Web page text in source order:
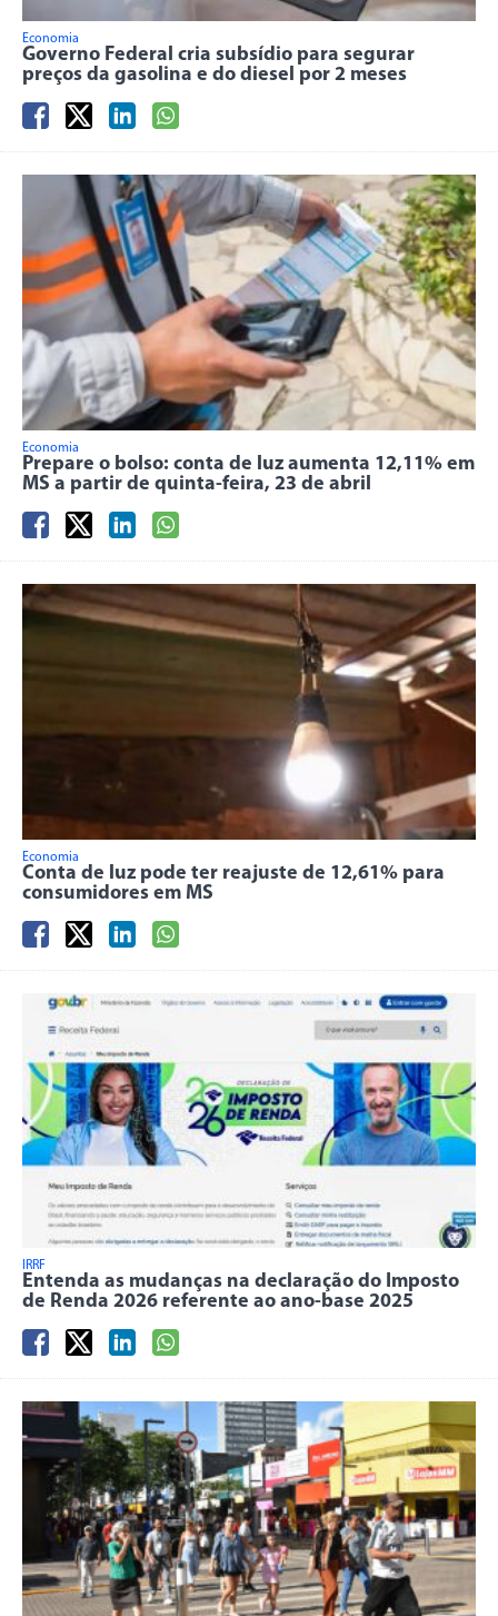
Economia
Governo Federal cria subsídio para segurar
preços da gasolina e do diesel por 2 meses
Economia
Prepare o bolso: conta de luz aumenta 12,11% em
MS a partir de quinta-feira, 23 de abril
Economia
Conta de luz pode ter reajuste de 12,61% para
consumidores em MS
IRRF
Entenda as mudanças na declaração do Imposto
de Renda 2026 referente ao ano-base 2025